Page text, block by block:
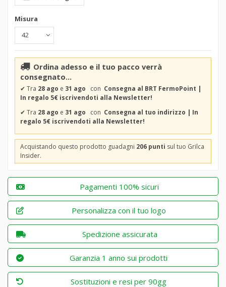
Misura
Ordina adesso e il tuo pacco verrà
consegnato...
✔ Tra 28 ago e 31 ago con Consegna al BRT FermoPoint |
In regalo 5€ iscrivendoti alla Newsletter!
✔ Tra 28 ago e 31 ago con Consegna al tuo indirizzo | In
regalo 5€ iscrivendoti alla Newsletter!
Acquistando questo prodotto guadagni 206 punti sul tuo Grilca
Insider.
Pagamenti 100% sicuri
Personalizza con il tuo logo
Spedizione assicurata
Garanzia 1 anno sui prodotti
Sostituzioni e resi per 90gg